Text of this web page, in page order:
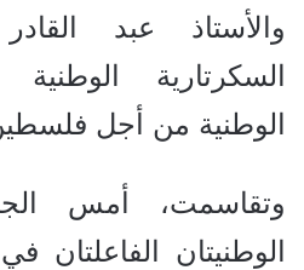
والأستاذ عبد
السكرتارية
الوطنية من أجل
وتقاسمت، أمس
الوطنيتان